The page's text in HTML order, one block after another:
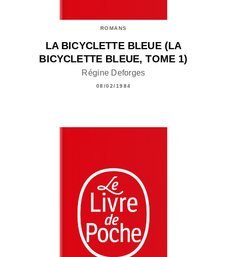
ROMANS
LA BICYCLETTE BLEUE (LA
BICYCLETTE BLEUE, TOME 1)
Régine Deforges
08/02/1984